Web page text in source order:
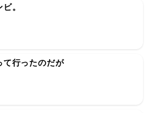
。
て行ったのだが